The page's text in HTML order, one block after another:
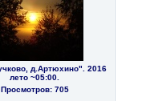
д.Артюхино". 2016
лето ~05:00.
Просмотров: 705